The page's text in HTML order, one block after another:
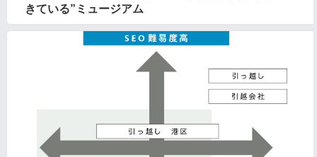
きている”ミュージアム